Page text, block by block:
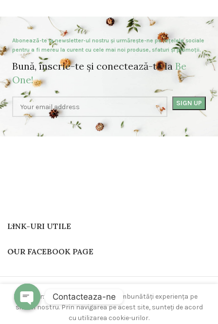
Abonează-te la newsletter-ul nostru și urmărește-ne pe rețelele sociale
pentru a fi mereu la curent cu cele mai noi produse, sfaturi și promoții.
Bună, înscrie-te și conectează-te laBe
One!
LINK-URI UTILE
OUR FACEBOOK PAGE
Folosim cookie-uri pentru a vă îmbunătăți experiența pe
site-ul nostru. Prin navigarea pe acest site, sunteți de acord
cu utilizarea cookie-urilor.
Contacteaza-ne